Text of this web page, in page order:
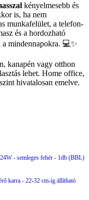
kényelmesebb és
is, ha nem
munkafelület, a telefon-
és a hordozható
mindennapokra. 💻✨
kanapén vagy otthon
lehet. Home office,
hivatalosan emelve.
- semleges fehér - 1db (BBL)
karra - 22-32 cm-ig állítható